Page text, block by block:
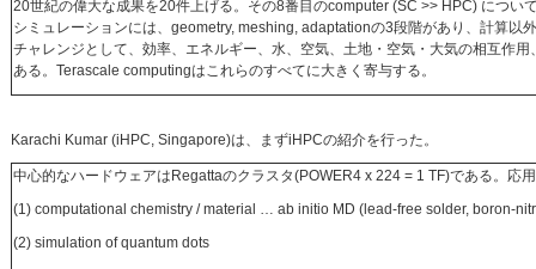
20世紀の偉大な成果を20件上げる。その8番目のcomputer (SC >> HPC) につい
シミュレーションには、geometry, meshing, adaptationの3段階があり、計算以
チャレンジとして、効率、エネルギー、水、空気、土地・空気・大気の相互作
ある。Terascale computingはこれらのすべてに大きく寄与する。
Karachi Kumar (iHPC, Singapore)は、まずiHPCの紹介を行った。
中心的なハードウェアはRegattaのクラスタ(POWER4 x 224 = 1 TF)である。応
(1) computational chemistry / material … ab initio MD (lead-free solder, boron-
(2) simulation of quantum dots